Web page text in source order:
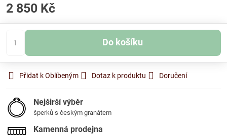
2 850 Kč
Do košíku
Přidat k Oblíbeným Dotaz k produktu Doručení
Nejširší výběr
šperků s českým granátem
Kamenná prodejna